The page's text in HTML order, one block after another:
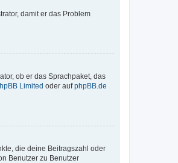
damit er das Problem
ob er das Sprachpaket, das
Limited oder aufphpBB.de
die deine Beitragszahl oder
Benutzer zu Benutzer